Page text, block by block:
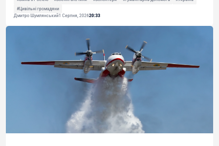
#Цивільні громадяни
Дмитро Шумлянський1 Серпня, 202620:33